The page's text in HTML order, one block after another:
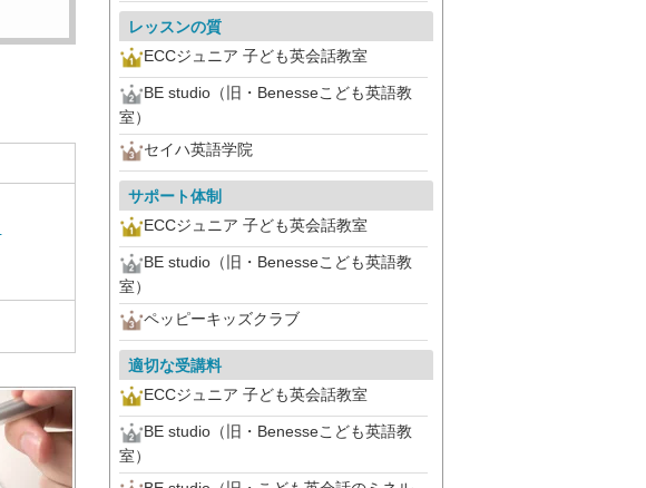
レッスンの質
ECCジュニア 子ども英会話教室
BE studio（旧・Benesseこども英語教
室）
セイハ英語学院
サポート体制
ECCジュニア 子ども英会話教室
BE studio（旧・Benesseこども英語教
室）
ペッピーキッズクラブ
適切な受講料
ECCジュニア 子ども英会話教室
BE studio（旧・Benesseこども英語教
室）